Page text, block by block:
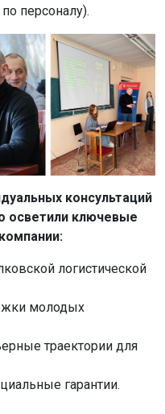
персоналу).
консультаций
осветили ключевые
логистической
молодых
траектории для
гарантии.